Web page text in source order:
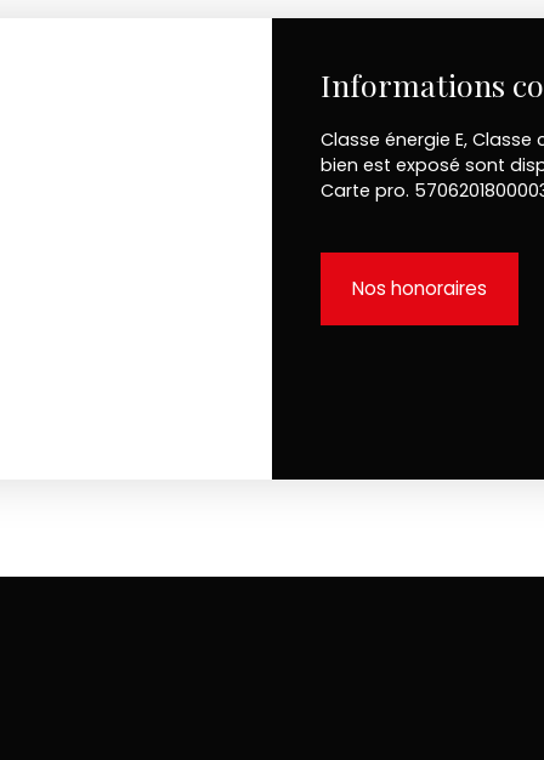
Informations
Classe énergie E,
bien est exposé sont
Carte pro.
Nos honoraires